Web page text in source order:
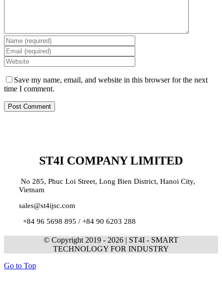
Save my name, email, and website in this browser for the next
time I comment.
ST4I COMPANY LIMITED
No 285, Phuc Loi Street, Long Bien District, Hanoi City,
Vietnam
sales@st4ijsc.com
+84 96 5698 895 / +84 90 6203 288
© Copyright 2019 - 2026 | ST4I - SMART
TECHNOLOGY FOR INDUSTRY
Go to Top